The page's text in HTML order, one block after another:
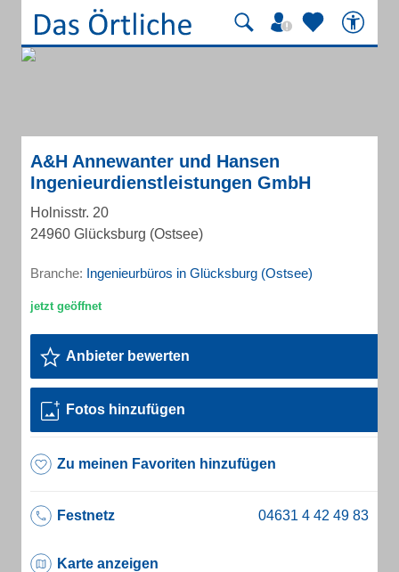
A&H Annewanter und Hansen
Ingenieurdienstleistungen GmbH
Holnisstr. 20
24960 Glücksburg (Ostsee)
Branche: Ingenieurbüros in Glücksburg (Ostsee)
Anbieter bewerten
Fotos hinzufügen
Zu meinen Favoriten hinzufügen
Festnetz
Karte anzeigen